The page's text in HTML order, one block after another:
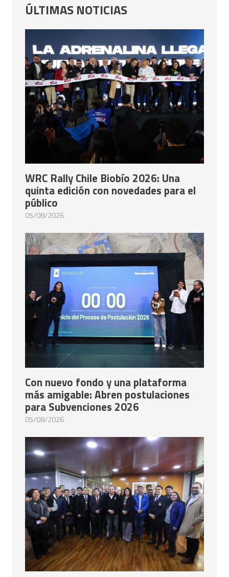
ÚLTIMAS NOTICIAS
WRC Rally Chile Biobío 2026: Una
quinta edición con novedades para el
público
05/08/2026
Con nuevo fondo y una plataforma
más amigable: Abren postulaciones
para Subvenciones 2026
05/08/2026